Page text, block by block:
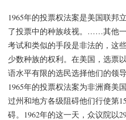
1965年的投票权法案是美国联邦
了投票中的种族歧视。……其他
考试和类似的手段是非法的，这
少数种族的权利。在美国，选票
语水平有限的选民选择他们的领
1965年的投票权法案为非洲裔美
过州和地方各级阻碍他们行使第
碍。1962年的这一天，众议院以